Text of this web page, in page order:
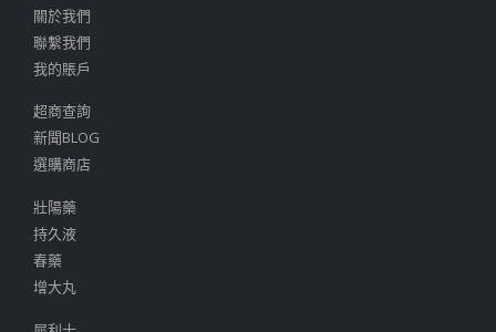
關於我們
聯繫我們
我的賬戶
超商查詢
新聞BLOG
選購商店
壯陽藥
持久液
春藥
增大丸